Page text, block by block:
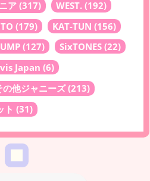
ア (317) WEST. (192)
(179) KAT-TUN (156)
(127) SixTONES (22)
Japan (6)
の他ジャニーズ(213)
ト (31)